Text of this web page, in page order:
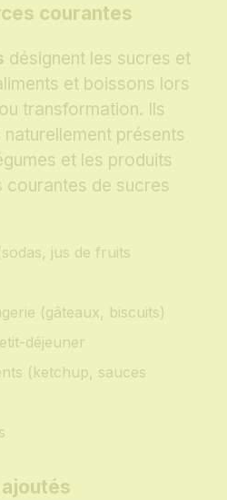
courantes
désignent les sucres et
et boissons lors
transformation. Ils
présents
et les produits
courantes de sucres
jus de fruits
(gâteaux, biscuits)
déjeuner
(ketchup, sauces